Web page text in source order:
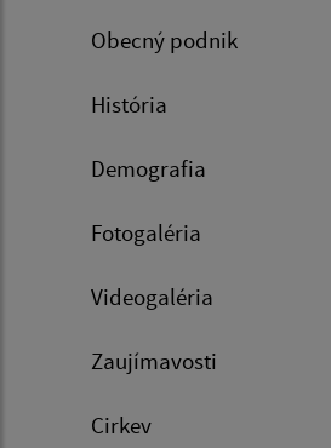
Obecný podnik
História
Demografia
Fotogaléria
Videogaléria
Zaujímavosti
Cirkev